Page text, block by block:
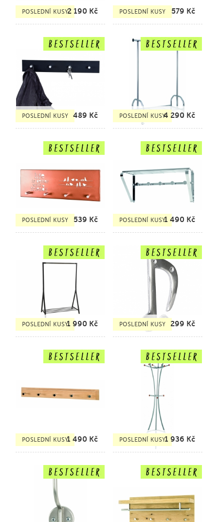
POSLEDNÍ KUSY2 190 Kč POSLEDNÍ KUSY 579 Kč
POSLEDNÍ KUSY 489 Kč POSLEDNÍ KUSY4 290 Kč
POSLEDNÍ KUSY 539 Kč POSLEDNÍ KUSY1 490 Kč
POSLEDNÍ KUSY1 990 Kč POSLEDNÍ KUSY 299 Kč
POSLEDNÍ KUSY1 490 Kč POSLEDNÍ KUSY1 936 Kč